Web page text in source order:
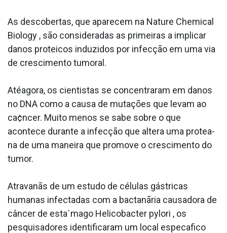
As descobertas, que aparecem na Nature Chemical
Biology , são consideradas as primeiras a implicar
danos proteicos induzidos por infecção em uma via
de crescimento tumoral.
Atéagora, os cientistas se concentraram em danos
no DNA como a causa de mutações que levam ao
ca¢ncer. Muito menos se sabe sobre o que
acontece durante a infecção que altera uma protea­
na de uma maneira que promove o crescimento do
tumor.
Atravanãs de um estudo de células gástricas
humanas infectadas com a bactanãria causadora de
câncer de esta´mago Helicobacter pylori , os
pesquisadores identificaram um local especa­fico